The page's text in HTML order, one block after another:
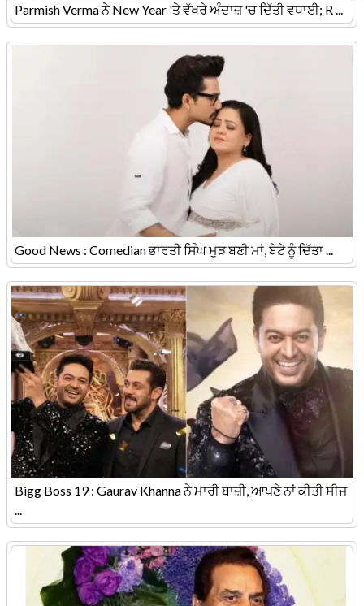
Parmish Verma ਨੇ New Year 'ਤੇ ਵੱਖਰੇ ਅੰਦਾਜ਼ 'ਚ ਦਿੱਤੀ ਵਧਾਈ; R ...
Good News : Comedian ਭਾਰਤੀ ਸਿੰਘ ਮੁੜ ਬਣੀ ਮਾਂ, ਬੇਟੇ ਨੂੰ ਦਿੱਤਾ ...
Bigg Boss 19 : Gaurav Khanna ਨੇ ਮਾਰੀ ਬਾਜ਼ੀ, ਆਪਣੇ ਨਾਂ ਕੀਤੀ ਸੀਜ
...